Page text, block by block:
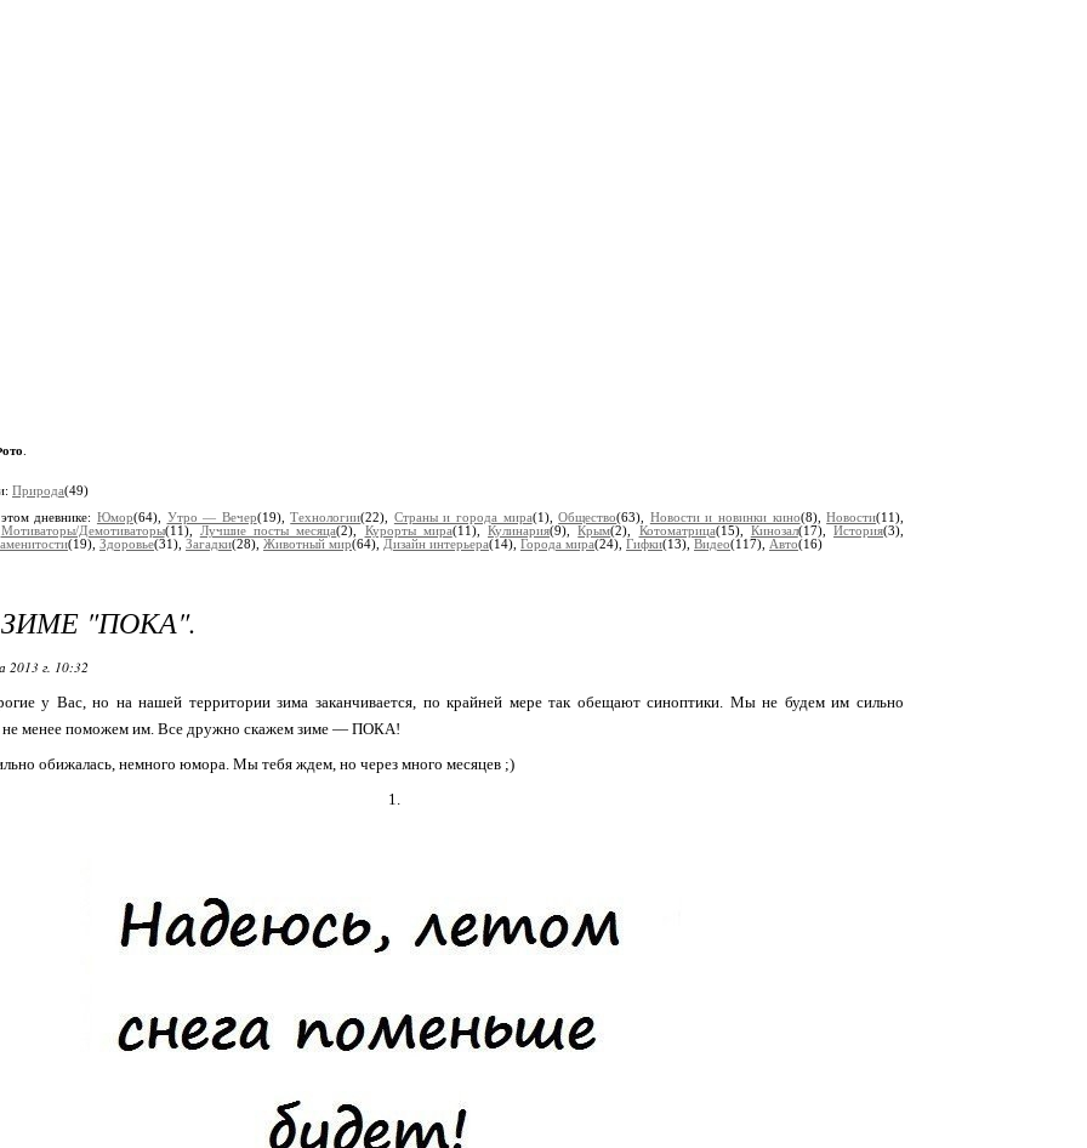
Природа(49)
дневнике: Юмор(64), Утро — Вечер(19),Технологии(22), Страны и города мира(1),Общество(63), Новости и новинки кино(8),Новости(11),
Мотиваторы/Демотиваторы(11), Лучшие посты месяца(2), Курорты мира(11), Кулинария(9),Крым(2), Котоматрица(15), Кинозал(17), История(3),
(19), Здоровье(31), Загадки(28), Животный мир(64), Дизайн интерьера(14), Города мира(24), Гифки(13), Видео(117), Авто(16)
"ПОКА".
2013 г. 10:32
у Вас, но на нашей территории зима заканчивается, по крайней мере так обещают синоптики. Мы не будем им сильно
не менее поможем им. Все дружно скажем зиме — ПОКА!
обижалась, немного юмора. Мы тебя ждем, но через много месяцев ;)
1.